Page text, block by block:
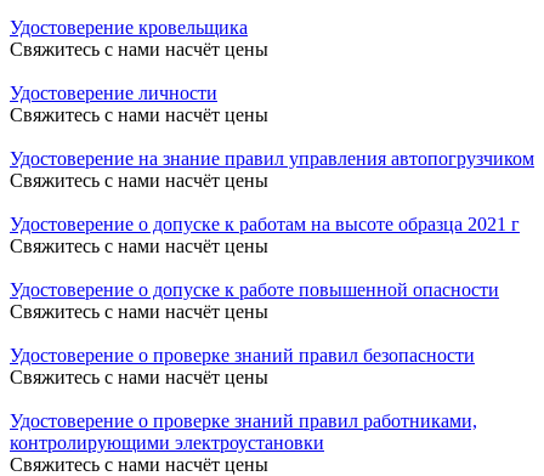
Удостоверение кровельщика
Свяжитесь с нами насчёт цены
Удостоверение личности
Свяжитесь с нами насчёт цены
Удостоверение на знание правил управления автопогрузчиком
Свяжитесь с нами насчёт цены
Удостоверение о допуске к работам на высоте образца 2021 г
Свяжитесь с нами насчёт цены
Удостоверение о допуске к работе повышенной опасности
Свяжитесь с нами насчёт цены
Удостоверение о проверке знаний правил безопасности
Свяжитесь с нами насчёт цены
Удостоверение о проверке знаний правил работниками,
контролирующими электроустановки
Свяжитесь с нами насчёт цены